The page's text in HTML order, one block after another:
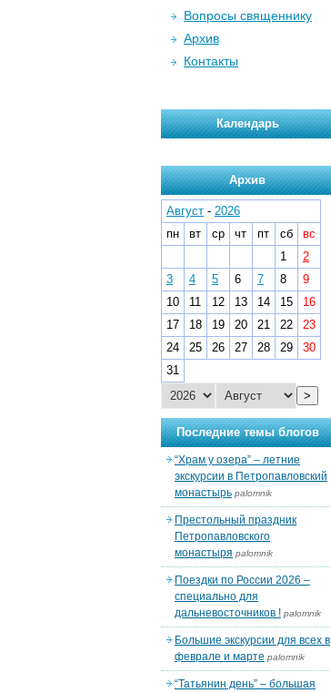
Вопросы священнику
Архив
Контакты
Календарь
Архив
Август - 2026
пн
вт ср чт пт сб
вс
1
2
3
4 5 6 7 8
9
10
11 12 13 14 15
16
17
18 19 20 21 22
23
24
25 26 27 28 29
30
31
>
Последние темы блогов
“Храм у озера” – летние
экскурсии в Петропавловский
монастырь palomnik
Престольный праздник
Петропавловского
монастыря palomnik
Поездки по России 2026 –
специально для
дальневосточников ! palomnik
Большие экскурсии для всех в
феврале и марте palomnik
“Татьянин день” – большая